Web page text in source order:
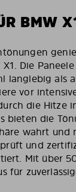
BMW
Die
langlebig als
vor
die Hitze
bieten die
wahrt und
und
Mit über
für